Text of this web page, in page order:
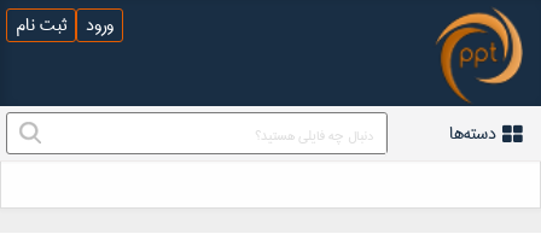
ورود ثبت نام
دسته‌ها